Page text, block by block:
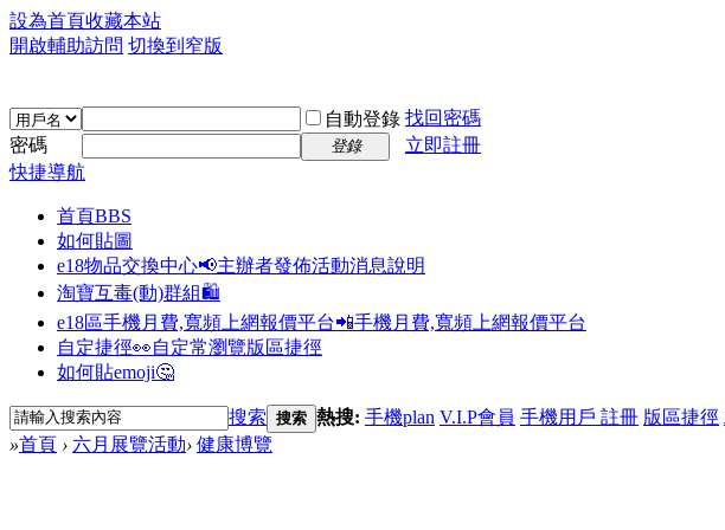
設為首頁收藏本站
開啟輔助訪問 切換到窄版
自動登錄 找回密碼
密碼
登錄
立即註冊
快捷導航
首頁BBS
如何貼圖
e18物品交換中心📢主辦者發佈活動消息說明
淘寶互毒(動)群組🛍️
e18區手機月費,寬頻上網報價平台📲手機月費,寬頻上網報價平台
自定捷徑👀自定常瀏覽版區捷徑
如何貼emoji🤔
搜索 搜索 熱搜: 手機plan V.I.P會員 手機用戶 註冊 版區捷徑
»首頁 › 六月展覽活動› 健康博覽